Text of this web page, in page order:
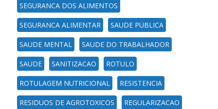
SEGURANCA DOS ALIMENTOS
SEGURANCA ALIMENTAR SAUDE PUBLICA
SAUDE MENTAL SAUDE DO TRABALHADOR
SAUDE SANITIZACAO ROTULO
ROTULAGEM NUTRICIONAL RESISTENCIA
RESIDUOS DE AGROTOXICOS REGULARIZACAO